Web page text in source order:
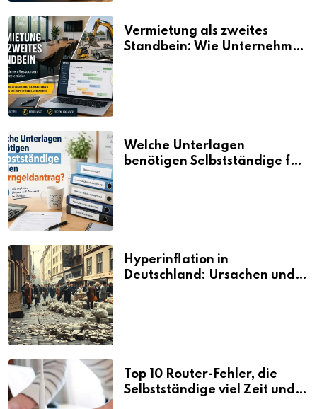
Vermietung als zweites
Standbein: Wie Unternehmen
Welche Unterlagen
benötigen Selbstständige für
Hyperinflation in
Deutschland: Ursachen und
Top 10 Router-Fehler, die
Selbstständige viel Zeit und